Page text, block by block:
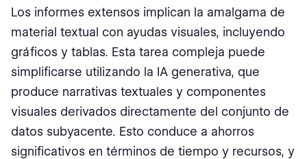
Los informes extensos implican la amalgama de
material textual con ayudas visuales, incluyendo
gráficos y tablas. Esta tarea compleja puede
simplificarse utilizando la IA generativa, que
produce narrativas textuales y componentes
visuales derivados directamente del conjunto de
datos subyacente. Esto conduce a ahorros
significativos en términos de tiempo y recursos, y